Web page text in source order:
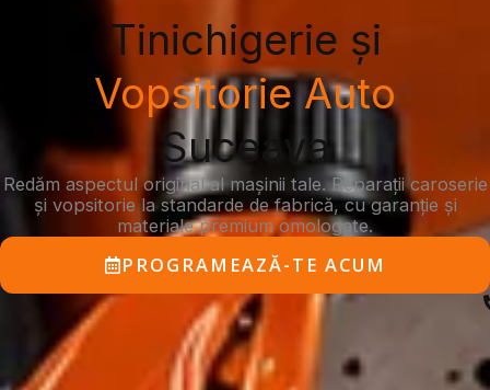
Tinichigerie și
Vopsitorie Auto
Suceava
Redăm aspectul original al mașinii tale. Reparații caroserie
și vopsitorie la standarde de fabrică, cu garanție și
materiale premium omologate.
PROGRAMEAZĂ-TE ACUM